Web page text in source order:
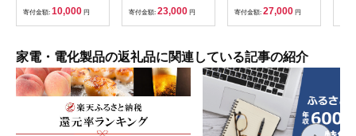
寄付金額: 10,000 円 寄付金額: 23,000 円
サージ マッサージャ
ー 頭皮[EV11-NT]
寄付金額: 27,000 円
家電・電化製品の返礼品に関連している記事の紹介